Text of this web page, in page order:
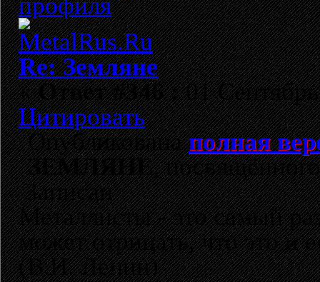
Re: Земляне
«Ответ #346 :01
Цитировать
Опубликованаполная
ЗЕМЛЯНЕ,
Записан
Металлисты - это самый
может отрицать, что это и
(В.И. Ленин)